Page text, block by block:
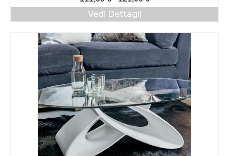
di
111,00 €
a
121,00 €
Vedi Dettagli